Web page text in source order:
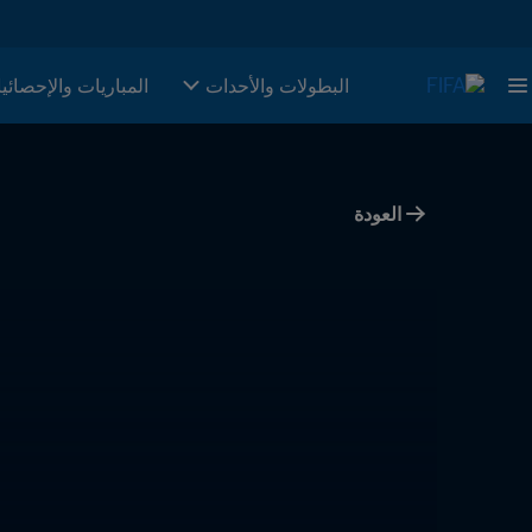
البطولات والأحدات المباريات
العودة